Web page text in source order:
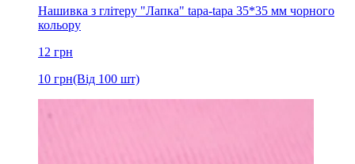
Нашивка з глітеру "Лапка" tapa-tapa 35*35 мм чорного
кольору
12 грн
10 грн(Від 100 шт)